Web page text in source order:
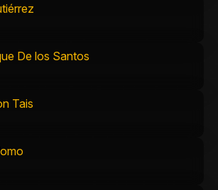
De los Santos
Tais